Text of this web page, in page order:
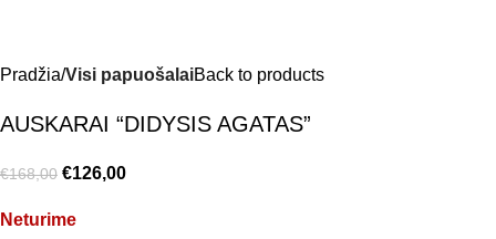
Pradžia Visi papuošalaiBack to products
AUSKARAI “DIDYSIS AGATAS”
€168,00 €126,00
Neturime